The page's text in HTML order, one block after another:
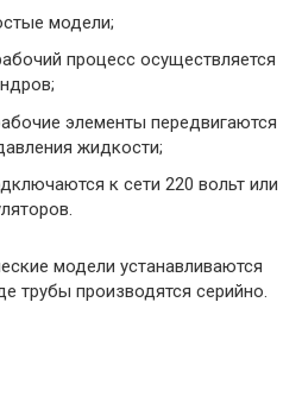
модели;
процесс осуществляется
элементы передвигаются
жидкости;
к сети 220 вольт или
модели устанавливаются
трубы производятся серийно.